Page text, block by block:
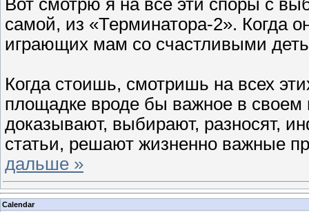
Вот смотрю я на все эти споры с
самой, из «Терминатора-2». Когда
играющих мам со счастливыми
Когда стоишь, смотришь на всех
площадке вроде бы важное в своем
доказывают, выбирают, разносят,
статьи, решают жизненно важные
дальше »
Calendar